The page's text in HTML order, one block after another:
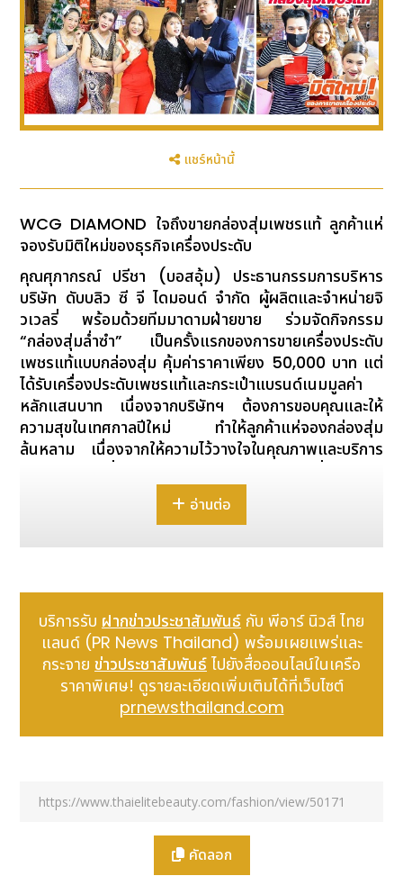
แชร์หน้านี้
WCG DIAMOND ใจถึงขายกล่องสุ่มเพชรแท้ ลูกค้าแห่
จองรับมิติใหม่ของธุรกิจเครื่องประดับ
คุณศุภากรณ์ ปรีชา (บอสอุ้ม) ประธานกรรมการบริหาร
บริษัท ดับบลิว ซี จี ไดมอนด์ จำกัด ผู้ผลิตและจำหน่ายจิ
วเวลรี่ พร้อมด้วยทีมมาดามฝ่ายขาย ร่วมจัดกิจกรรม
“กล่องสุ่มล่ำซำ” เป็นครั้งแรกของการขายเครื่องประดับ
เพชรแท้แบบกล่องสุ่ม คุ้มค่าราคาเพียง 50,000 บาท แต่
ได้รับเครื่องประดับเพชรแท้และกระเป๋าแบรนด์เนมมูลค่า
หลักแสนบาท เนื่องจากบริษัทฯ ต้องการขอบคุณและให้
ความสุขในเทศกาลปีใหม่ ทำให้ลูกค้าแห่จองกล่องสุ่ม
ล้นหลาม เนื่องจากให้ความไว้วางใจในคุณภาพและบริการ
สำหรับผู้ที่ต้องการสั่งผลิตเครื่องประดับเพชรสอบถามเพิ่ม
เติมได้ที่ โทรศัพท์ 02-068-4343 ต่อ104 หากต้องร่วม
เพชรแท้ WCG DIAMOND และขณะนี้บริษัทฯ รับซื้อด้วย
เงินดิจิทัล “คริปโทเคอร์เรนซี” (Cryptocurrency)
สกุล BTC, ETH , USDT เพื่อเพิ่มความสะดวกสบาย โอน
ไวและส่งด่วนรอบโลก
สื่อมวลชนสอบถามเพิ่มเติมได้ที่ฝ่ายประชาสัมพันธ์ คุณ
มนัสวิน 091-549-3542
อ่านต่อ
บริการรับ ฝากข่าวประชาสัมพันธ์ กับ พีอาร์ นิวส์ ไทย
แลนด์ (PR News Thailand) พร้อมเผยแพร่และ
กระจาย ข่าวประชาสัมพันธ์ ไปยังสื่อออนไลน์ในเครือ
ราคาพิเศษ! ดูรายละเอียดเพิ่มเติมได้ที่เว็บไซต์
prnewsthailand.com
คัดลอก